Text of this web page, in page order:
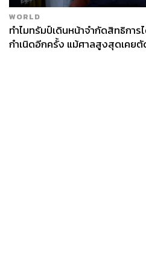
WORLD
ทำไมทรัมป์เดินหน้าจำกัดสิทธิกา
กำเนิดอีกครั้ง แม้ศาลสูงสุดเคย